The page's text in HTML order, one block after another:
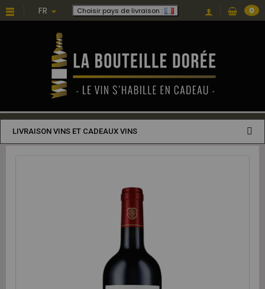
FR Choisir pays de livraison : 0
LIVRAISON VINS ET CADEAUX VINS